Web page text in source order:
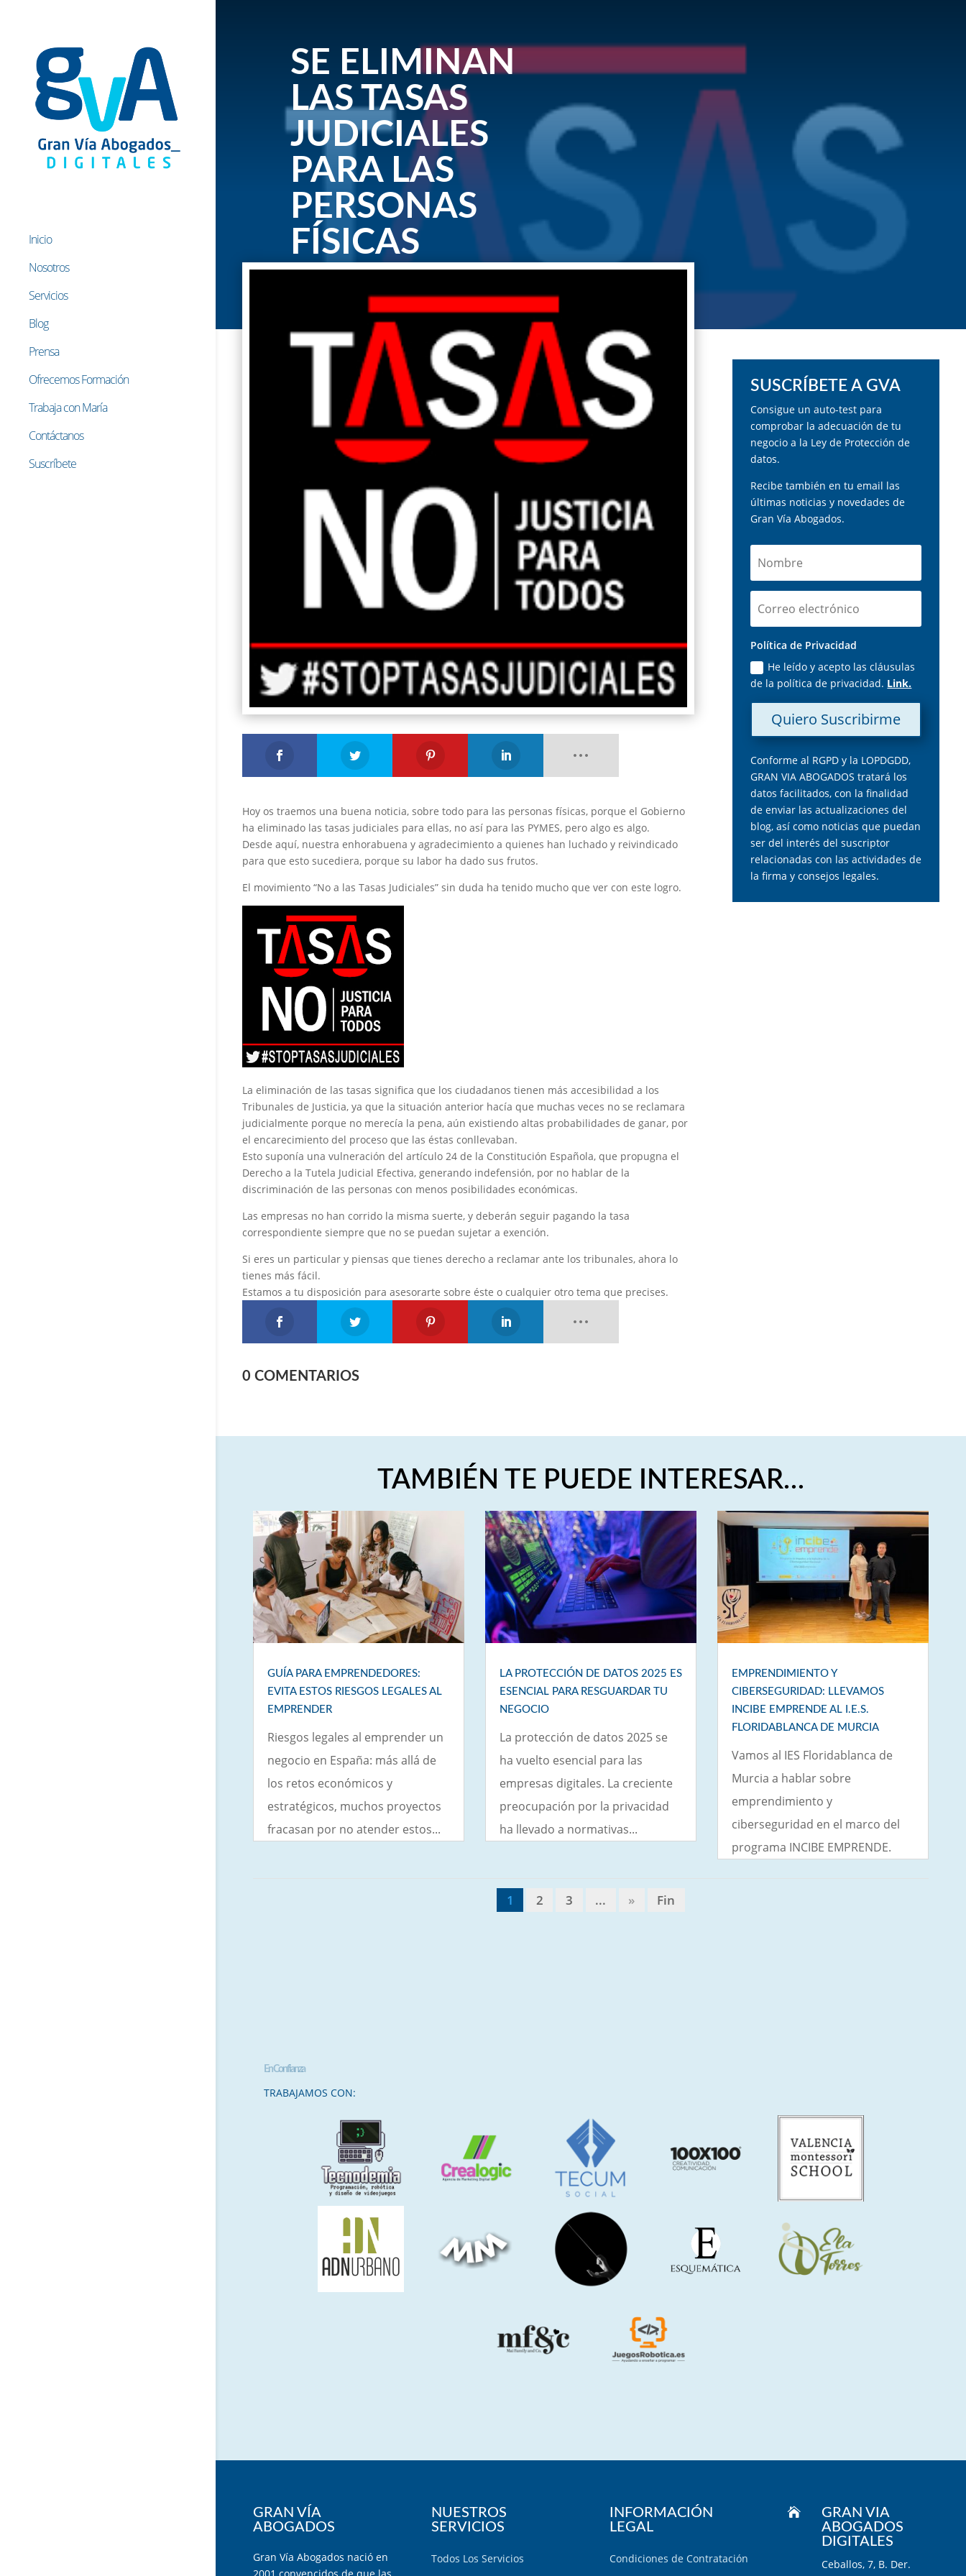
Inicio
Nosotros
Servicios
Blog
Prensa
Ofrecemos Formación
Trabaja con María
Contáctanos
Suscríbete
SE ELIMINAN
LAS TASAS
JUDICIALES
PARA LAS
PERSONAS
FÍSICAS
Hoy os traemos una buena noticia, sobre todo para las personas físicas, porque el Gobierno
ha eliminado las tasas judiciales para ellas, no así para las PYMES, pero algo es algo.
Desde aquí, nuestra enhorabuena y agradecimiento a quienes han luchado y reivindicado
para que esto sucediera, porque su labor ha dado sus frutos.
El movimiento “No a las Tasas Judiciales” sin duda ha tenido mucho que ver con este logro.
La eliminación de las tasas significa que los ciudadanos tienen más accesibilidad a los
Tribunales de Justicia, ya que la situación anterior hacía que muchas veces no se reclamara
judicialmente porque no merecía la pena, aún existiendo altas probabilidades de ganar, por
el encarecimiento del proceso que las éstas conllevaban.
Esto suponía una vulneración del artículo 24 de la Constitución Española, que propugna el
Derecho a la Tutela Judicial Efectiva, generando indefensión, por no hablar de la
discriminación de las personas con menos posibilidades económicas.
Las empresas no han corrido la misma suerte, y deberán seguir pagando la tasa
correspondiente siempre que no se puedan sujetar a exención.
Si eres un particular y piensas que tienes derecho a reclamar ante los tribunales, ahora lo
tienes más fácil.
Estamos a tu disposición para asesorarte sobre éste o cualquier otro tema que precises.
0 COMENTARIOS
SUSCRÍBETE A GVA
Consigue un auto-test para
comprobar la adecuación de tu
negocio a la Ley de Protección de
datos.
Recibe también en tu email las
últimas noticias y novedades de
Gran Vía Abogados.
Política de Privacidad
He leído y acepto las cláusulas
de la política de privacidad. Link.
Quiero Suscribirme
Conforme al RGPD y la LOPDGDD,
GRAN VIA ABOGADOS tratará los
datos facilitados, con la finalidad
de enviar las actualizaciones del
blog, así como noticias que puedan
ser del interés del suscriptor
relacionadas con las actividades de
la firma y consejos legales.
TAMBIÉN TE PUEDE INTERESAR…
GUÍA PARA EMPRENDEDORES:
EVITA ESTOS RIESGOS LEGALES AL
EMPRENDER
Riesgos legales al emprender un
negocio en España: más allá de
los retos económicos y
estratégicos, muchos proyectos
fracasan por no atender estos...
LA PROTECCIÓN DE DATOS 2025 ES
ESENCIAL PARA RESGUARDAR TU
NEGOCIO
La protección de datos 2025 se
ha vuelto esencial para las
empresas digitales. La creciente
preocupación por la privacidad
ha llevado a normativas...
EMPRENDIMIENTO Y
CIBERSEGURIDAD: LLEVAMOS
INCIBE EMPRENDE AL I.E.S.
FLORIDABLANCA DE MURCIA
Vamos al IES Floridablanca de
Murcia a hablar sobre
emprendimiento y
ciberseguridad en el marco del
programa INCIBE EMPRENDE.
1 2 3 ... » Fin
En Confianza
TRABAJAMOS CON:
GRAN VÍA
ABOGADOS
Gran Vía Abogados nació en
2001 convencidos de que las
NUESTROS
SERVICIOS
Todos Los Servicios
INFORMACIÓN
LEGAL
Condiciones de Contratación

GRAN VIA
ABOGADOS
DIGITALES
Ceballos, 7, B. Der.